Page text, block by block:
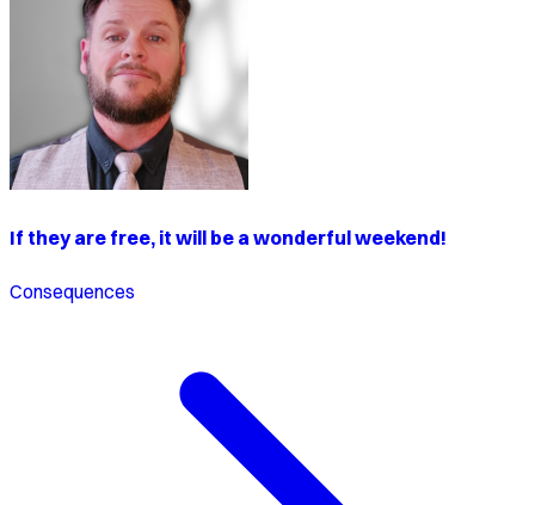
If they are free, it will be a wonderful weekend!
Consequences